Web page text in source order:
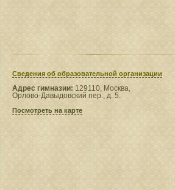
Сведения​ об образовательной организации
Адрес гимназии: 129110, Москва,
Орлово-Давыдовский пер., д. 5.
Посмотреть на карте